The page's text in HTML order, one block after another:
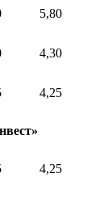
5,80
4,30
4,25
4,25